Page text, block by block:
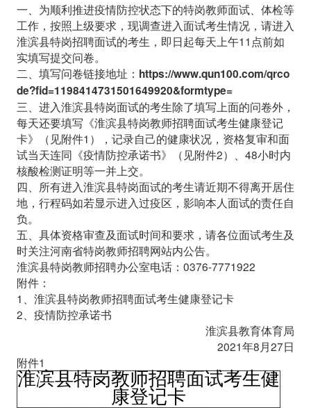
一、为顺利推进疫情防控状态下的特岗教师面试、体检等
工作，按照上级要求，现调查进入面试考生情况，请进入
淮滨县特岗招聘面试的考生，即日起每天上午11点前如
实填写提交问卷。
二、填写问卷链接地址： https://www.qun100.com/qrco
de?fid=1198414731501649920&formtype=
三、进入淮滨县特岗面试的考生除了填写上面的问卷外，
每天还要填写《淮滨县特岗教师招聘面试考生健康登记
卡》（见附件1），记录自己的健康状况，资格复审和面
试当天连同《疫情防控承诺书》（见附件2）、48小时内
核酸检测证明等一并上交。
四、所有进入淮滨县特岗面试的考生请近期不得离开居住
地，行程码如若显示进入过疫区，影响本人面试的责任自
负。
五、具体资格审查及面试时间和要求，请各位面试考生及
时关注河南省特岗教师招聘网站内公告。
淮滨县特岗教师招聘办公室电话：0376-7771922
附件：
1、淮滨县特岗教师招聘面试考生健康登记卡
2、疫情防控承诺书
淮滨县教育体育局
2021年8月27日
附件1
淮滨县特岗教师招聘面试考生健
康登记卡